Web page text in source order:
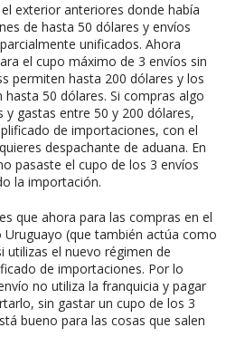
exterior anteriores donde había
de hasta 50 dólares y envíos
unificados. Ahora
el cupo máximo de 3 envíos sin
permiten hasta 200 dólares y los
50 dólares. Si compras algo
y gastas entre 50 y 200 dólares,
de importaciones, con el
despachante de aduana. En
pasaste el cupo de los 3 envíos
la importación.
que ahora para las compras en el
(que también actúa como
utilizas el nuevo régimen de
de importaciones. Por lo
no utiliza la franquicia y pagar
sin gastar un cupo de los 3
bueno para las cosas que salen